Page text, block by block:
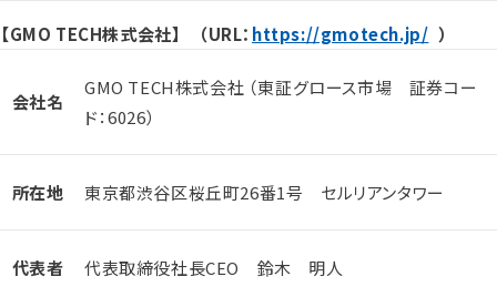
【GMO TECH株式会社】 （URL： https://gmotech.jp/ ）
会社名
GMO TECH株式会社 （東証グロース市場 証券コー
ド：6026）
所在地 東京都渋谷区桜丘町26番1号 セルリアンタワー
代表者 代表取締役社長CEO 鈴木 明人